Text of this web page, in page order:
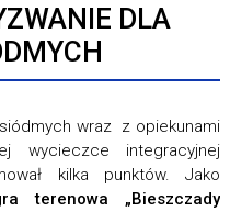
DLA
wraz z opiekunami
wycieczce integracyjnej
kilka punktów. Jako
terenowa „Bieszczady